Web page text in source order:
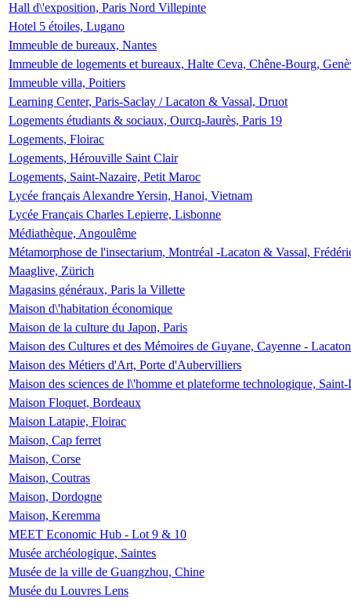
Hall d\'exposition, Paris Nord Villepinte
Hotel 5 étoiles, Lugano
Immeuble de bureaux, Nantes
Immeuble de logements et bureaux, Halte Ceva, Chêne-Bourg,
Immeuble villa, Poitiers
Learning Center, Paris-Saclay / Lacaton & Vassal, Druot
Logements étudiants & sociaux, Ourcq-Jaurès, Paris 19
Logements, Floirac
Logements, Hérouville Saint Clair
Logements, Saint-Nazaire, Petit Maroc
Lycée français Alexandre Yersin, Hanoi, Vietnam
Lycée Français Charles Lepierre, Lisbonne
Médiathèque, Angoulême
Métamorphose de l'insectarium, Montréal -Lacaton & Vassal,
Maaglive, Zürich
Magasins généraux, Paris la Villette
Maison d\'habitation économique
Maison de la culture du Japon, Paris
Maison des Cultures et des Mémoires de Guyane, Cayenne -
Maison des Métiers d'Art, Porte d'Aubervilliers
Maison des sciences de l\'homme et plateforme technologique,
Maison Floquet, Bordeaux
Maison Latapie, Floirac
Maison, Cap ferret
Maison, Corse
Maison, Coutras
Maison, Dordogne
Maison, Keremma
MEET Economic Hub - Lot 9 & 10
Musée archéologique, Saintes
Musée de la ville de Guangzhou, Chine
Musée du Louvres Lens